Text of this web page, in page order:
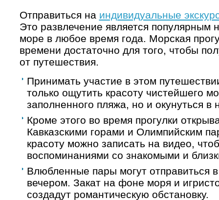
Отправиться на индивидуальные
Это развлечение является популярным
море в любое время года. Морская
времени достаточно для того, чтобы
от путешествия.
Принимать участие в этом
только ощутить красоту чистейшего
заполненного пляжа, но и окунуться в
Кроме этого во время прогулки
Кавказскими горами и Олимпийским
красоту можно записать на видео,
воспоминаниями со знакомыми и
Влюбленные пары могут отправиться
вечером. Закат на фоне моря и
создадут романтическую обстановку.